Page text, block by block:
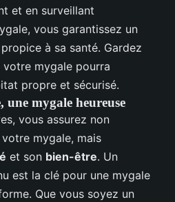
et en surveillant
vous garantissez un
à sa santé. Gardez
mygale pourra
propre et sécurisé.
mygale heureuse
vous assurez non
mygale, mais
et son bien-être. Un
est la clé pour une mygale
Que vous soyez un